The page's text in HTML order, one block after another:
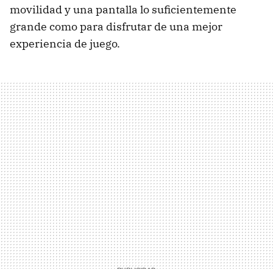
movilidad y una pantalla lo suficientemente
grande como para disfrutar de una mejor
experiencia de juego.